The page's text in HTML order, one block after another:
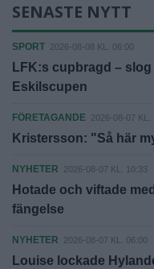
SENASTE NYTT
SPORT 2026-08-08 KL. 06:00
LFK:s cupbragd –
Eskilscupen
FÖRETAGANDE 2026-08-07 KL.
Kristersson: "Så här
NYHETER 2026-08-07 KL. 10:33
Hotade och viftade
fängelse
NYHETER 2026-08-07 KL. 06:00
Louise lockade